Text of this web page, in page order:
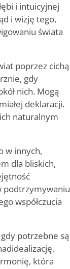
i intuicyjnej
i wizję tego,
świata
poprzez cichą
gdy
nich. Mogą
deklaracji.
naturalnym
w innych,
dla bliskich,
podtrzymywaniu
współczucia
potrzebne są
która